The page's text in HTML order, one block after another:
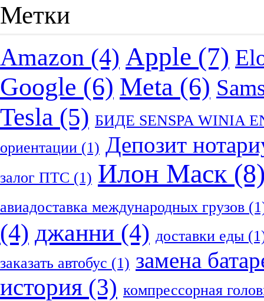
Метки
Amazon (4) Apple (7)
Google (6) Meta (6)
Tesla (5) БИДЕ SENSPA WINIA
ориентации (1) Депозит
залог ПТС (1) Илон Маск
авиадоставка международных грузов
(4) джанни (4) доставки еды
заказать автобус (1) замена
история (3) компрессорная